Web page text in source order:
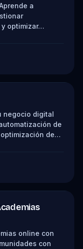
a
optimizar…
negocio digital
de
de…
online con
con